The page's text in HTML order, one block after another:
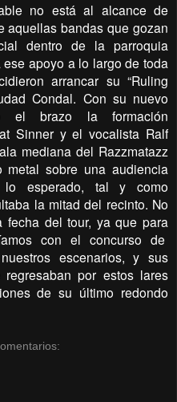
no está al alcance de
aquellas bandas que gozan
dentro de la parroquia
apoyo a lo largo de toda
arrancar su “Ruling
Condal. Con su nuevo
el brazo la formación
Sinner y el vocalista Ralf
mediana del Razzmatazz
metal sobre una audiencia
esperado, tal y como
la mitad del recinto. No
fecha del tour, ya que para
con el concurso de
escenarios, y sus
regresaban por estos lares
de su último redondo